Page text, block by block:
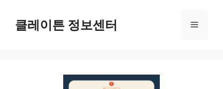
클레이튼 정보센터 메